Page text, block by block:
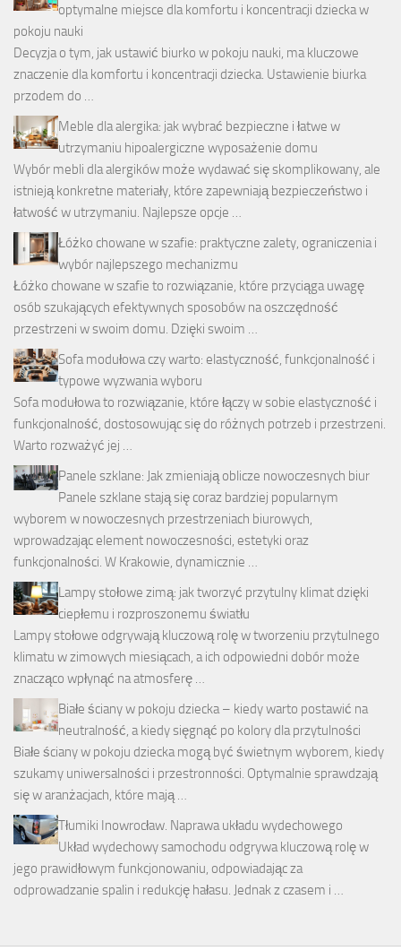
optymalne miejsce dla komfortu i koncentracji dziecka w
pokoju nauki
Decyzja o tym, jak ustawić biurko w pokoju nauki, ma kluczowe
znaczenie dla komfortu i koncentracji dziecka. Ustawienie biurka
przodem do …
Meble dla alergika: jak wybrać bezpieczne i łatwe w
utrzymaniu hipoalergiczne wyposażenie domu
Wybór mebli dla alergików może wydawać się skomplikowany, ale
istnieją konkretne materiały, które zapewniają bezpieczeństwo i
łatwość w utrzymaniu. Najlepsze opcje …
Łóżko chowane w szafie: praktyczne zalety, ograniczenia i
wybór najlepszego mechanizmu
Łóżko chowane w szafie to rozwiązanie, które przyciąga uwagę
osób szukających efektywnych sposobów na oszczędność
przestrzeni w swoim domu. Dzięki swoim …
Sofa modułowa czy warto: elastyczność, funkcjonalność i
typowe wyzwania wyboru
Sofa modułowa to rozwiązanie, które łączy w sobie elastyczność i
funkcjonalność, dostosowując się do różnych potrzeb i przestrzeni.
Warto rozważyć jej …
Panele szklane: Jak zmieniają oblicze nowoczesnych biur
Panele szklane stają się coraz bardziej popularnym
wyborem w nowoczesnych przestrzeniach biurowych,
wprowadzając element nowoczesności, estetyki oraz
funkcjonalności. W Krakowie, dynamicznie …
Lampy stołowe zimą: jak tworzyć przytulny klimat dzięki
ciepłemu i rozproszonemu światłu
Lampy stołowe odgrywają kluczową rolę w tworzeniu przytulnego
klimatu w zimowych miesiącach, a ich odpowiedni dobór może
znacząco wpłynąć na atmosferę …
Białe ściany w pokoju dziecka – kiedy warto postawić na
neutralność, a kiedy sięgnąć po kolory dla przytulności
Białe ściany w pokoju dziecka mogą być świetnym wyborem, kiedy
szukamy uniwersalności i przestronności. Optymalnie sprawdzają
się w aranżacjach, które mają …
Tłumiki Inowrocław. Naprawa układu wydechowego
Układ wydechowy samochodu odgrywa kluczową rolę w
jego prawidłowym funkcjonowaniu, odpowiadając za
odprowadzanie spalin i redukcję hałasu. Jednak z czasem i …